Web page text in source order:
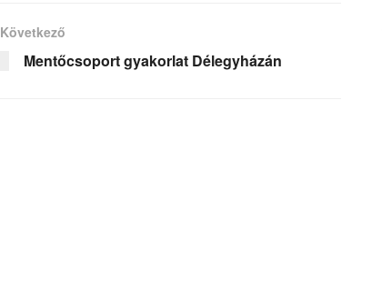
Következő
Mentőcsoport gyakorlat Délegyházán